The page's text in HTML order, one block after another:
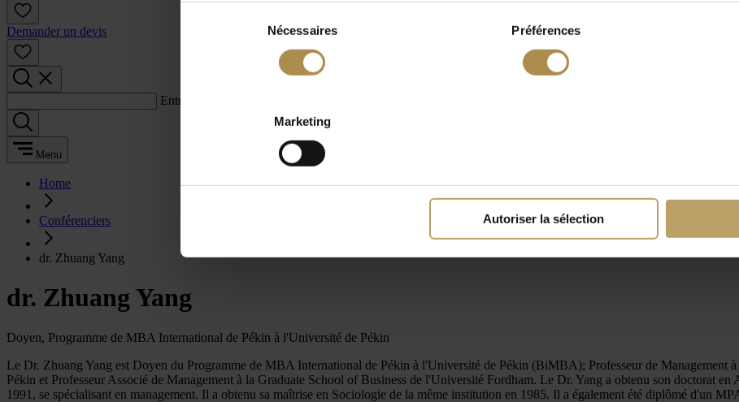
Nécessaires Préférences
Marketing
Autoriser la sélection
Demander un devis
Entrez un terme de recherche :
Menu
Home
Conférenciers
dr. Zhuang Yang
dr. Zhuang Yang
Doyen, Programme de MBA International de Pékin à l'Université de Pékin
Le Dr. Zhuang Yang est Doyen du Programme de MBA International de Pékin à l'Université de Pékin (BiMBA); Professeur de Management
Pékin et Professeur Associé de Management à la Graduate School of Business de l'Université Fordham. Le Dr. Yang a obtenu son doctorat
1991, se spécialisant en management. Il a obtenu sa maîtrise en Sociologie de la même institution en 1985. Il a également été diplômé d'un